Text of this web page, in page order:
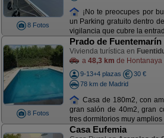
8 Fotos
¡No te preocupes por
un Parking gratuito dentro
vigilancia que cubre la
8 Fotos
Prado de Fuentemarín
Vivienda turística en
a 48,3 km de Hontanaya
9-13+4 plazas
30 €
78 km de Madrid
Casa de 180m2, con
gran salón de 40m2, gran
tres dormitorios muy amplios
Casa Eufemia